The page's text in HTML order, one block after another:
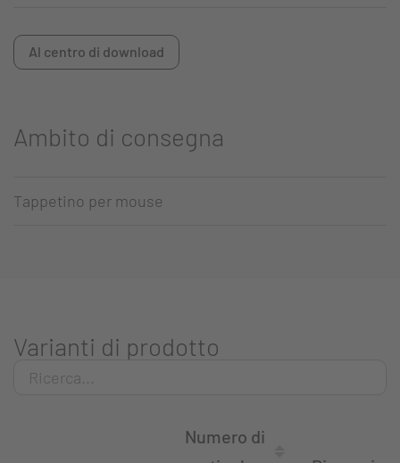
Al centro di download
Ambito di consegna
Tappetino per mouse
Varianti di prodotto
Numero di